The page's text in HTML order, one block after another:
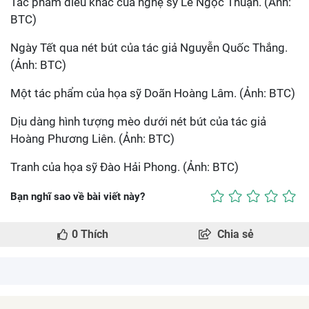
BTC)
Ngày Tết qua nét bút của tác giả Nguyễn Quốc Thắng.
(Ảnh: BTC)
Một tác phẩm của họa sỹ Doãn Hoàng Lâm. (Ảnh: BTC)
Dịu dàng hình tượng mèo dưới nét bút của tác giả
Hoàng Phương Liên. (Ảnh: BTC)
Tranh của họa sỹ Đào Hải Phong. (Ảnh: BTC)
Bạn nghĩ sao về bài viết này?
0 Thích Chia sẻ